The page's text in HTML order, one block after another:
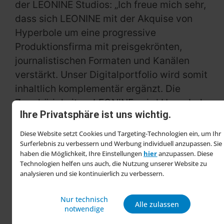
Ihre Privatsphäre ist uns wichtig.
Diese Website setzt Cookies und Targeting-Technologien ein, um Ihr
Surferlebnis zu verbessern und Werbung individuell anzupassen. Sie
haben die Möglichkeit, Ihre Einstellungen hieranzupassen. Diese
Technologien helfen uns auch, die Nutzung unserer Website zu
analysieren und sie kontinuierlich zu verbessern.
Nur technisch
notwendige
Alle zulassen
der LEONINE Studios: „Ich freue mich sehr,
dass sich LEONINE mit der Akquise von
Hyperbole um eine progressive
Produktionsfirma mit preisgekrönten,
journalistischen Formaten und Kanälen
verstärkt. Unser Digitalportfolio wird somit
inhaltlich komplementär ergänzt. Die
Zugehörigkeit zu LEONINE, wird Hyperbole
weitere Wachstumsperspektiven eröffnen
– zum Beispiel durch den Zugang zu
unserem breiten Talent-Netzwerk.
Gemeinsam mit dem Team um Bastian
Asdonk freue ich mich, die Entwicklung
Hyperbole fortzuschreiben.“